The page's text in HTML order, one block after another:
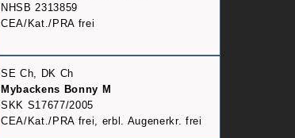
NHSB 2313859
CEA/Kat./PRA frei
SE Ch, DK Ch
Mybackens Bonny M
SKK S17677/2005
CEA/Kat./PRA frei, erbl. Augenerkr. frei